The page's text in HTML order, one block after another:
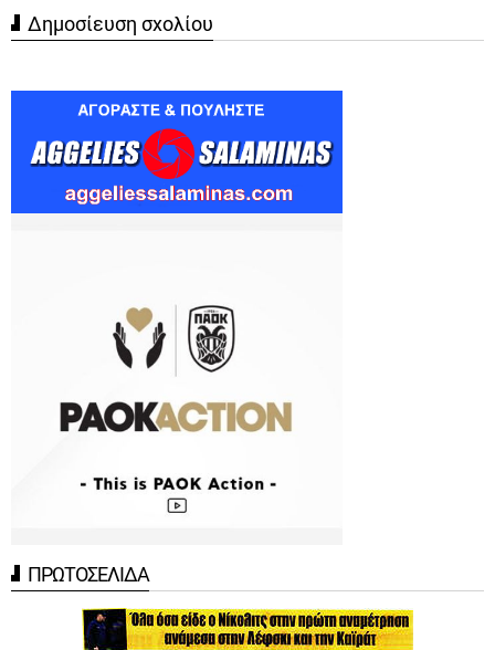
Δημοσίευση σχολίου
ΠΡΩΤΟΣΕΛΙΔΑ